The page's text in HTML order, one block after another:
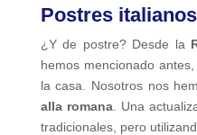
Postres italianos
¿Y de postre? Desde la
hemos mencionado
la casa. Nosotros nos
alla romana. Una
tradicionales, pero